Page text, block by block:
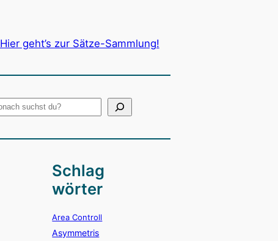
Hier geht’s zur Sätze-Sammlung!
Schlag
wörter
Area Controll
Asymmetris